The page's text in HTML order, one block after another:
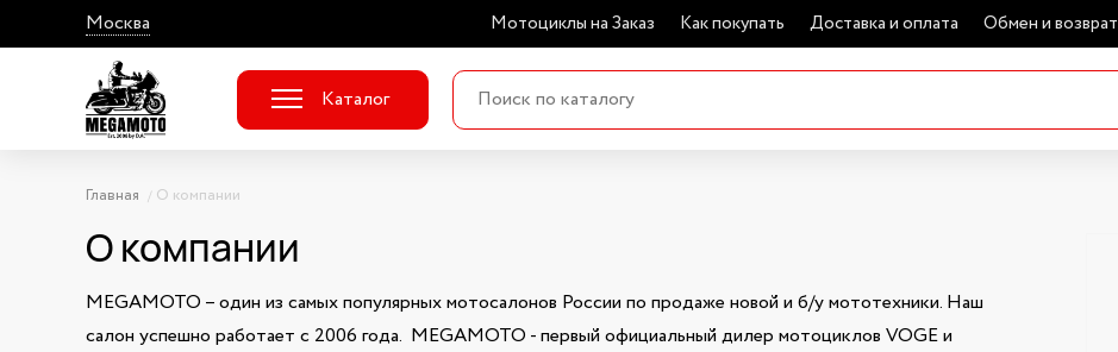
Москва Мотоциклы на Заказ Как покупать Доставка и оплата Обмен и возврат
Каталог
Главная О компании
О компании
MEGAMOTO – один из самых популярных мотосалонов России по продаже новой и б/у мототехники. Наш
салон успешно работает с 2006 года. MEGAMOTO - первый официальный дилер мотоциклов VOGE и